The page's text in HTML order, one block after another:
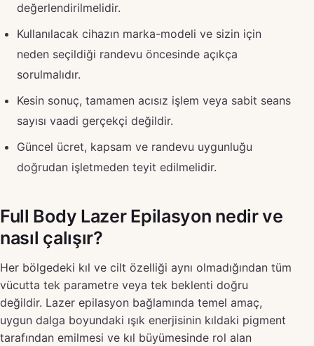
değerlendirilmelidir.
Kullanılacak cihazın marka-modeli ve sizin için
neden seçildiği randevu öncesinde açıkça
sorulmalıdır.
Kesin sonuç, tamamen acısız işlem veya sabit seans
sayısı vaadi gerçekçi değildir.
Güncel ücret, kapsam ve randevu uygunluğu
doğrudan işletmeden teyit edilmelidir.
Full Body Lazer Epilasyon nedir ve
nasıl çalışır?
Her bölgedeki kıl ve cilt özelliği aynı olmadığından tüm
vücutta tek parametre veya tek beklenti doğru
değildir. Lazer epilasyon bağlamında temel amaç,
uygun dalga boyundaki ışık enerjisinin kıldaki pigment
tarafından emilmesi ve kıl büyümesinde rol alan